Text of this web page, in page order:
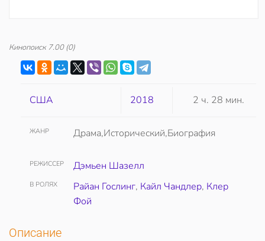
Кинопоиск 7.00(0)
США 2018 2 ч. 28 мин.
ЖАНР Драма,Исторический,Биография
РЕЖИССЕР Дэмьен Шазелл
В РОЛЯХ Райан Гослинг, Кайл Чандлер, Клер
Фой
Описание